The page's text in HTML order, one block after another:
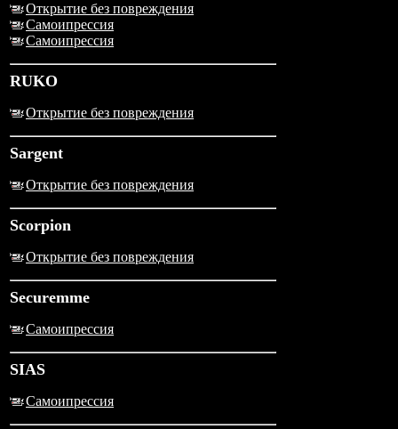
Открытие без повреждения
Самоипрессия
Самоипрессия
RUKO
Открытие без повреждения
Sargent
Открытие без повреждения
Scorpion
Открытие без повреждения
Securemme
Самоипрессия
SIAS
Самоипрессия